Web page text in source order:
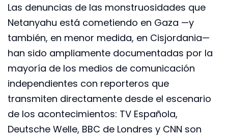
Las denuncias de las monstruosidades que
Netanyahu está cometiendo en Gaza —y
también, en menor medida, en Cisjordania—
han sido ampliamente documentadas por la
mayoría de los medios de comunicación
independientes con reporteros que
transmiten directamente desde el escenario
de los acontecimientos: TV Española,
Deutsche Welle, BBC de Londres y CNN son